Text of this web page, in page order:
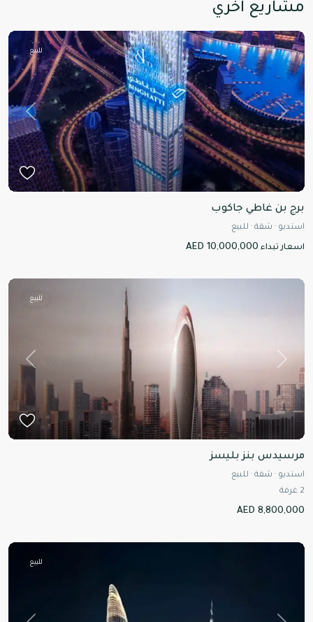
مشاريع اخري
Next
للبيع
برج بن غاطي جاكوب
استديو · شقة · للبيع
اسعار تبداء AED 10,000,000
Next
للبيع
مرسيدس بنز بليسز
استديو · شقة · للبيع
2 غرفة
AED 8,800,000
للبيع